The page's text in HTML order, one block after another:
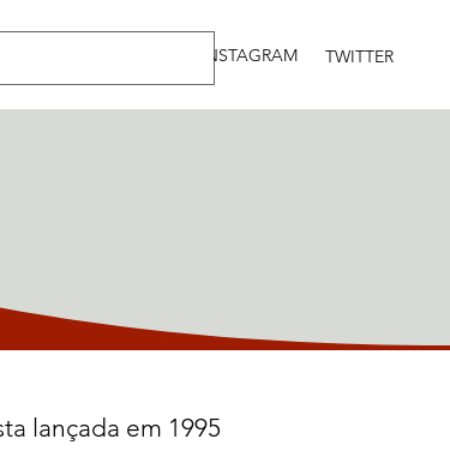
INSTAGRAM TWITTER
lançada em 1995